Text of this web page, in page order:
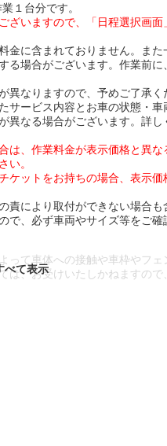
１台分です。
ざいますので、「日程選択画面
金に含まれておりません。また
る場合がございます。作業前に
なりますので、予めご了承く
サービス内容とお車の状態・車
異なる場合がございます。詳し
は、作業料金が表示価格と異な
い。
ケットをお持ちの場合、表示価
責により取付ができない場合も
で、必ず車両やサイズ等をご確
って車体への接触や車枠やフェ
は、お受けいたしかねますので